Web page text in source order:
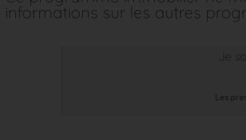
informations sur les autres
Je
Les